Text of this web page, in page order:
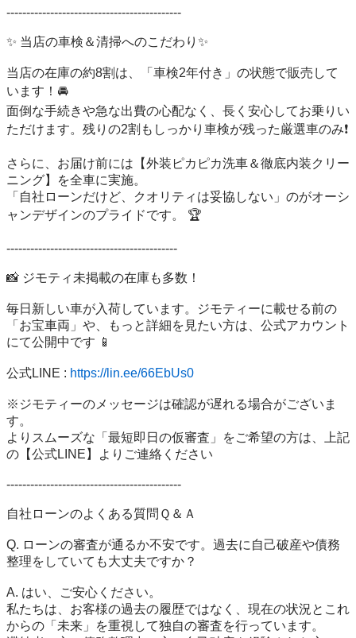
--------------------------------------------
✨ 当店の車検＆清掃へのこだわり✨
当店の在庫の約8割は、「車検2年付き」の状態で販売して
います！🚘
面倒な手続きや急な出費の心配なく、長く安心してお乗りい
ただけます。残りの2割もしっかり車検が残った厳選車のみ❗️
さらに、お届け前には【外装ピカピカ洗車＆徹底内装クリー
ニング】を全車に実施。
「自社ローンだけど、クオリティは妥協しない」のがオーシ
ャンデザインのプライドです。 🏆
-------------------------------------------
📸 ジモティ未掲載の在庫も多数！
毎日新しい車が入荷しています。ジモティーに載せる前の
「お宝車両」や、もっと詳細を見たい方は、公式アカウント
にて公開中です 📱
公式LINE : https://lin.ee/66EbUs0
※ジモティーのメッセージは確認が遅れる場合がございま
す。
よりスムーズな「最短即日の仮審査」をご希望の方は、上記
の【公式LINE】よりご連絡ください
--------------------------------------------
自社ローンのよくある質問Ｑ＆Ａ
Q. ローンの審査が通るか不安です。過去に自己破産や債務
整理をしていても大丈夫ですか？
A. はい、ご安心ください。
私たちは、お客様の過去の履歴ではなく、現在の状況とこれ
からの「未来」を重視して独自の審査を行っています。